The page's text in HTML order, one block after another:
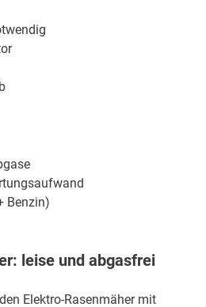
Benzin)
leise und abgasfrei
Elektro-Rasenmäher mit